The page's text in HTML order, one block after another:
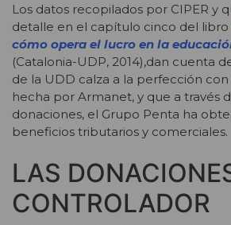
Los datos recopilados por CIPER y
detalle en el capítulo cinco del libro
cómo opera el lucro en la
(Catalonia-UDP, 2014),dan cuenta
de la UDD calza a la perfección
hecha por Armanet, y que a través
donaciones, el Grupo Penta ha
beneficios tributarios y comerciales.
LAS
CONTROLADOR